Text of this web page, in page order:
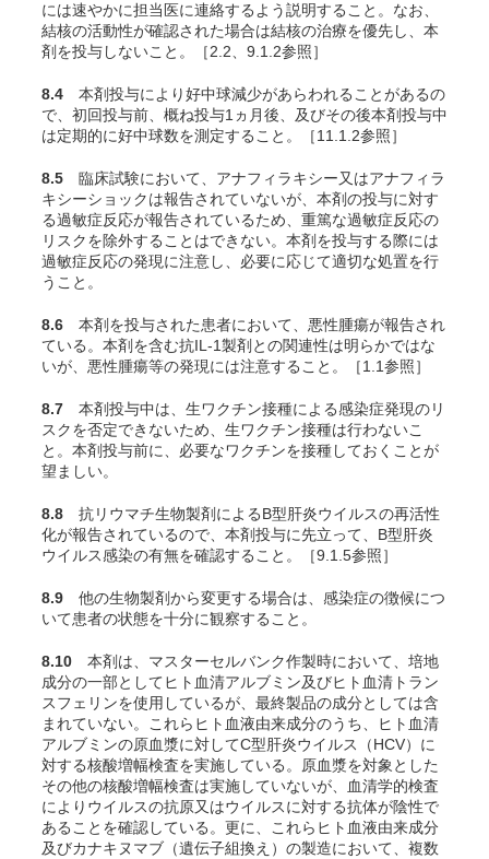
には速やかに担当医に連絡するよう説明すること。なお、
結核の活動性が確認された場合は結核の治療を優先し、本
剤を投与しないこと。［2.2、9.1.2参照］
8.4 本剤投与により好中球減少があらわれることがあるの
で、初回投与前、概ね投与1ヵ月後、及びその後本剤投与中
は定期的に好中球数を測定すること。［11.1.2参照］
8.5 臨床試験において、アナフィラキシー又はアナフィラ
キシーショックは報告されていないが、本剤の投与に対す
る過敏症反応が報告されているため、重篤な過敏症反応の
リスクを除外することはできない。本剤を投与する際には
過敏症反応の発現に注意し、必要に応じて適切な処置を行
うこと。
8.6 本剤を投与された患者において、悪性腫瘍が報告され
ている。本剤を含む抗IL-1製剤との関連性は明らかではな
いが、悪性腫瘍等の発現には注意すること。［1.1参照］
8.7 本剤投与中は、生ワクチン接種による感染症発現のリ
スクを否定できないため、生ワクチン接種は行わないこ
と。本剤投与前に、必要なワクチンを接種しておくことが
望ましい。
8.8 抗リウマチ生物製剤によるB型肝炎ウイルスの再活性
化が報告されているので、本剤投与に先立って、B型肝炎
ウイルス感染の有無を確認すること。［9.1.5参照］
8.9 他の生物製剤から変更する場合は、感染症の徴候につ
いて患者の状態を十分に観察すること。
8.10 本剤は、マスターセルバンク作製時において、培地
成分の一部としてヒト血清アルブミン及びヒト血清トラン
スフェリンを使用しているが、最終製品の成分としては含
まれていない。これらヒト血液由来成分のうち、ヒト血清
アルブミンの原血漿に対してC型肝炎ウイルス（HCV）に
対する核酸増幅検査を実施している。原血漿を対象とした
その他の核酸増幅検査は実施していないが、血清学的検査
によりウイルスの抗原又はウイルスに対する抗体が陰性で
あることを確認している。更に、これらヒト血液由来成分
及びカナキヌマブ（遺伝子組換え）の製造において、複数